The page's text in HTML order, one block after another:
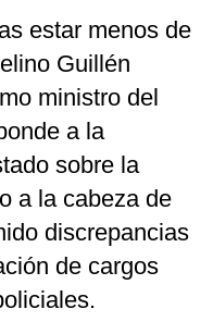
estar menos de
Guillén
ministro del
a la
sobre la
a la cabeza de
discrepancias
de cargos